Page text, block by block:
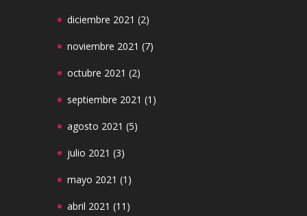
diciembre 2021 (2)
noviembre 2021 (7)
octubre 2021 (2)
septiembre 2021 (1)
agosto 2021 (5)
julio 2021 (3)
mayo 2021 (1)
abril 2021 (11)